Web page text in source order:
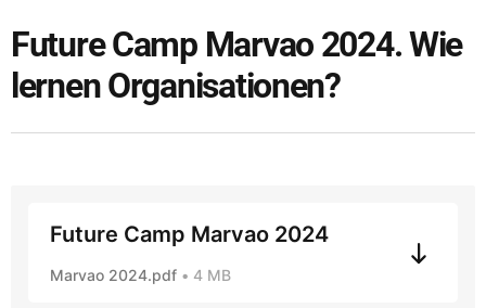
Future Camp Marvao 2024. Wie
lernen Organisationen?
Future Camp Marvao 2024
Marvao 2024.pdf 4 MB